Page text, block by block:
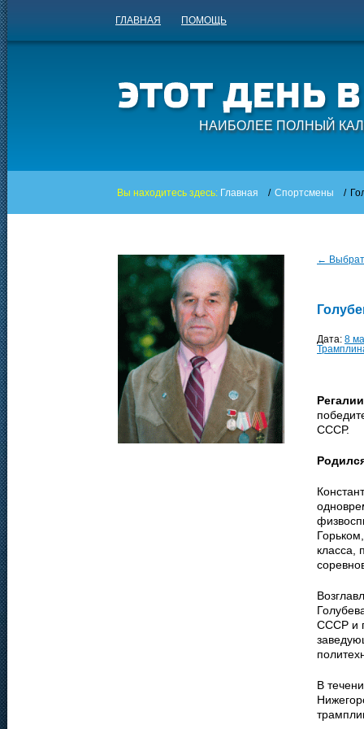
ГЛАВНАЯ ПОМОЩЬ
НАИБОЛЕЕ ПОЛНЫЙ
Вы находитесь здесь: Главная / Спортсмены /
←
Дата: 8
СССР.
класса,
СССР и
В